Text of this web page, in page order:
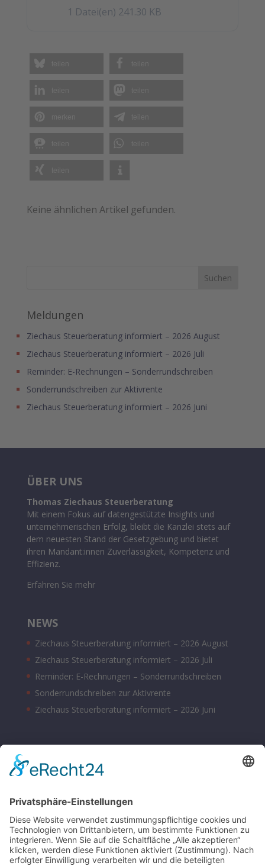
1 Datei(en) 241.30 KB
teilen teilen
teilen teilen
teilen
teilen teilen
teilen
Keine ähnlichen Artikel gefunden.
Meldungen
Ziechaus Steuerberatung informiert – 2026 August
Ziechaus Steuerberatung informiert – 2026 Juli
Reminder: E-Rechnungen – Sonderrundschreiben
Sonderrundschreiben zur Aktivrente
Ziechaus Steuerberatung informiert – 2026 Juni
ÜBER UNS
Thomas Ziechaus Steuerberatung
Mit einem Fokus auf datengestützte Insights und
unternehmerischen Erfolg, bleibt die Kanzlei stets auf
dem neuesten Stand der Gesetzgebung und bietet
ihren Mandant:innen Zuverlässigkeit, Kompetenz und
Effizienz.
Erfahren Sie mehr
NEWS
Ziechaus Steuerberatung informiert – 2026 August
Ziechaus Steuerberatung informiert – 2026 Juli
Reminder: E-Rechnungen – Sonderrundschreiben
Sonderrundschreiben zur Aktivrente
Ziechaus Steuerberatung informiert – 2026 Juni
Montag – Donnerstag 08:00 – 17:00 Uhr
Samstag nach Vereinbarung
Parkplätze sind hinter dem Bürohaus vorhanden.
SONSTIGE